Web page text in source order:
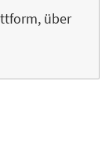
über